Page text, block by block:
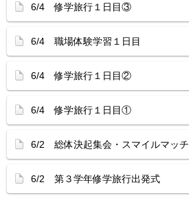
6/4 修学旅行１日目③
6/4 職場体験学習１日目
6/4 修学旅行１日目②
6/4 修学旅行１日目①
6/2 総体決起集会・スマイルマッチ
6/2 第３学年修学旅行出発式